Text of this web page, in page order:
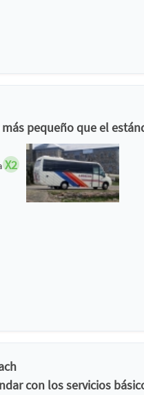
pequeño que el
X2
con los servicios